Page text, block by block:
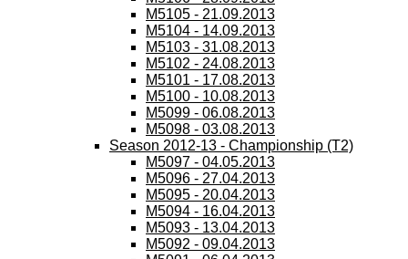
M5105 - 21.09.2013
M5104 - 14.09.2013
M5103 - 31.08.2013
M5102 - 24.08.2013
M5101 - 17.08.2013
M5100 - 10.08.2013
M5099 - 06.08.2013
M5098 - 03.08.2013
Season 2012-13 - Championship (T2)
M5097 - 04.05.2013
M5096 - 27.04.2013
M5095 - 20.04.2013
M5094 - 16.04.2013
M5093 - 13.04.2013
M5092 - 09.04.2013